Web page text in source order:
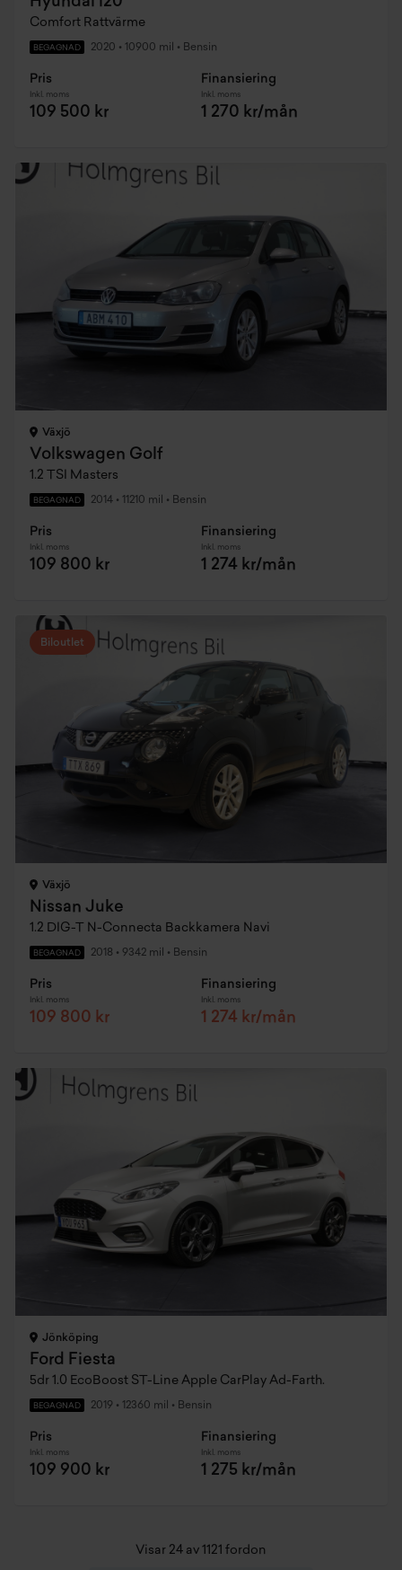
Comfort Rattvärme
BEGAGNAD 2020 • 10900 mil • Bensin
Pris
Inkl. moms
109 500 kr
Finansiering
Inkl. moms
1 270 kr/mån
Växjö
Volkswagen Golf
1.2 TSI Masters
BEGAGNAD 2014 • 11210 mil • Bensin
Pris
Inkl. moms
109 800 kr
Finansiering
Inkl. moms
1 274 kr/mån
Biloutlet
Växjö
Nissan Juke
1.2 DIG-T N-Connecta Backkamera Navi
BEGAGNAD 2018 • 9342 mil • Bensin
Pris
Inkl. moms
109 800 kr
Finansiering
Inkl. moms
1 274 kr/mån
Jönköping
Ford Fiesta
5dr 1.0 EcoBoost ST-Line Apple CarPlay Ad-Farth.
BEGAGNAD 2019 • 12360 mil • Bensin
Pris
Inkl. moms
109 900 kr
Finansiering
Inkl. moms
1 275 kr/mån
Visar 24 av 1121 fordon